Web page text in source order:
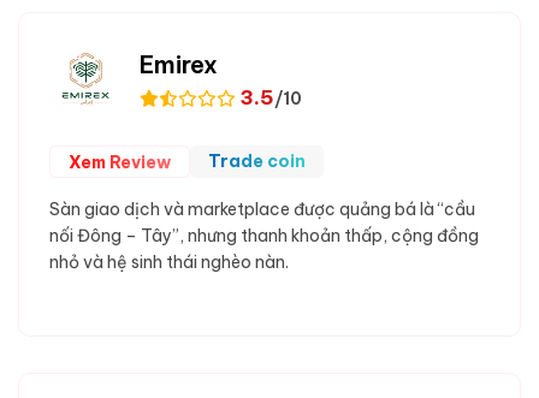
Emirex
3.5/10
Xem Review Trade coin
Sàn giao dịch và marketplace được quảng bá là “cầu
nối Đông – Tây”, nhưng thanh khoản thấp, cộng đồng
nhỏ và hệ sinh thái nghèo nàn.